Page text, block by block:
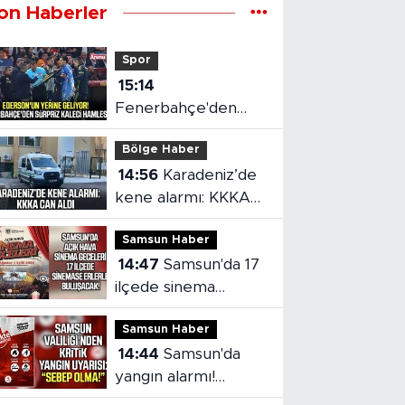
Haberler
Spor
15:14
Fenerbahçe'den
sürpriz kaleci
hamlesi
Bölge Haber
14:56
kene alarmı: KKKA
can aldı
Samsun Haber
14:47 Samsun'da 17
ilçede sinema
geceleri!
Samsun Haber
14:44 Samsun'da
yangın alarmı!
Valilikten